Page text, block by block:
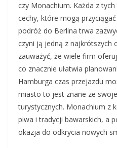
czy Monachium. Każda z
cechy, które mogą
podróż do Berlina trwa
czyni ją jedną z najkrótszych
zauważyć, że wiele firm
co znacznie ułatwia
Hamburga czas przejazdu
miasto to jest znane ze
turystycznych. Monachium z
piwa i tradycji bawarskich, a
okazja do odkrycia nowych